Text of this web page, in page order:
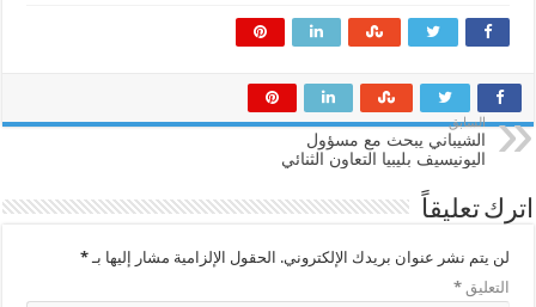
السابق
الشيباني يبحث مع مسؤول
اليونيسيف بليبيا التعاون الثنائي
اترك تعليقاً
لن يتم نشر عنوان بريدك الإلكتروني. الحقول الإلزامية مشار إليها بـ*
التعليق*